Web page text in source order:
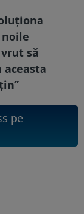
noile
să
aceasta
pe